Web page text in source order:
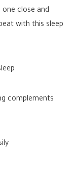
close and
with this sleep
complements